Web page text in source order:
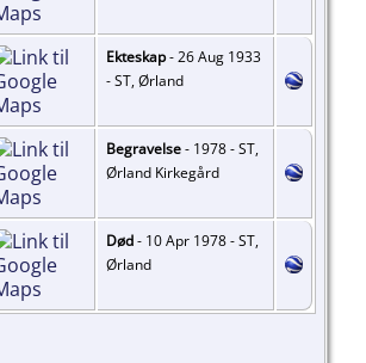
Ekteskap- 26 Aug 1933
- ST, Ørland
Begravelse- 1978 - ST,
Ørland Kirkegård
Død- 10 Apr 1978 - ST,
Ørland